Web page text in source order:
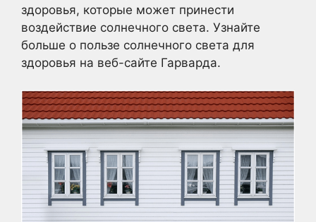
здоровья, которые может принести
воздействие солнечного света. Узнайте
больше о пользе солнечного света для
здоровья на веб-сайте Гарварда.